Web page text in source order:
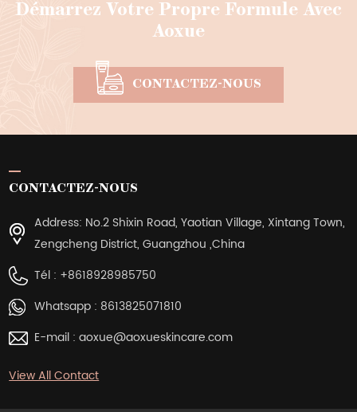
Démarrez Votre Propre Formule Avec
Aoxue
CONTACTEZ-NOUS
CONTACTEZ-NOUS
Address: No.2 Shixin Road, Yaotian Village, Xintang Town,
Zengcheng District, Guangzhou ,China
Tél : +8618928985750
Whatsapp : 8613825071810
E-mail : aoxue@aoxueskincare.com
View All Contact